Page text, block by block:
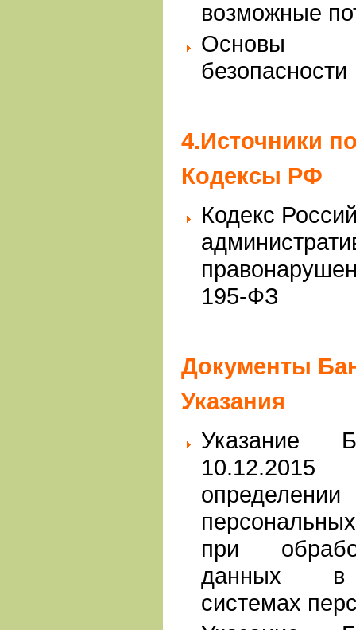
возможные
Основы
4.Источники
Кодексы РФ
Кодекс
195-ФЗ
Документы
Указания
Указание
при
данных в
системах